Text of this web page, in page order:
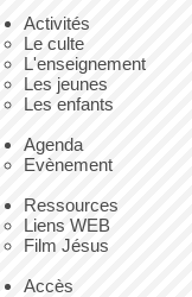
Activités
Le culte
L'enseignement
Les jeunes
Les enfants
Agenda
Evènement
Ressources
Liens WEB
Film Jésus
Accès